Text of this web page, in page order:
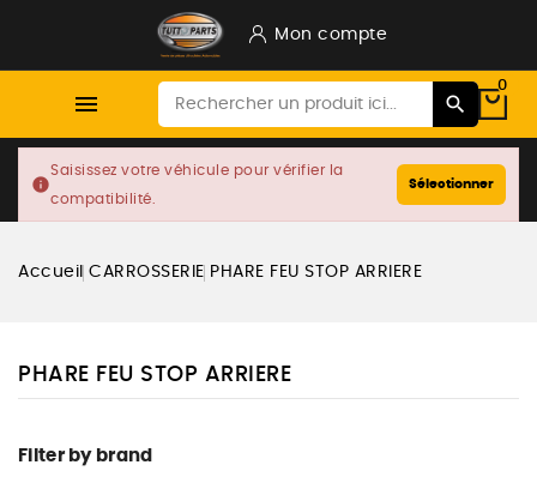
Mon compte

0
info
Saisissez votre véhicule pour vérifier la
compatibilité.
Sélectionner
Accueil CARROSSERIE PHARE FEU STOP ARRIERE
PHARE FEU STOP ARRIERE
Filter by brand